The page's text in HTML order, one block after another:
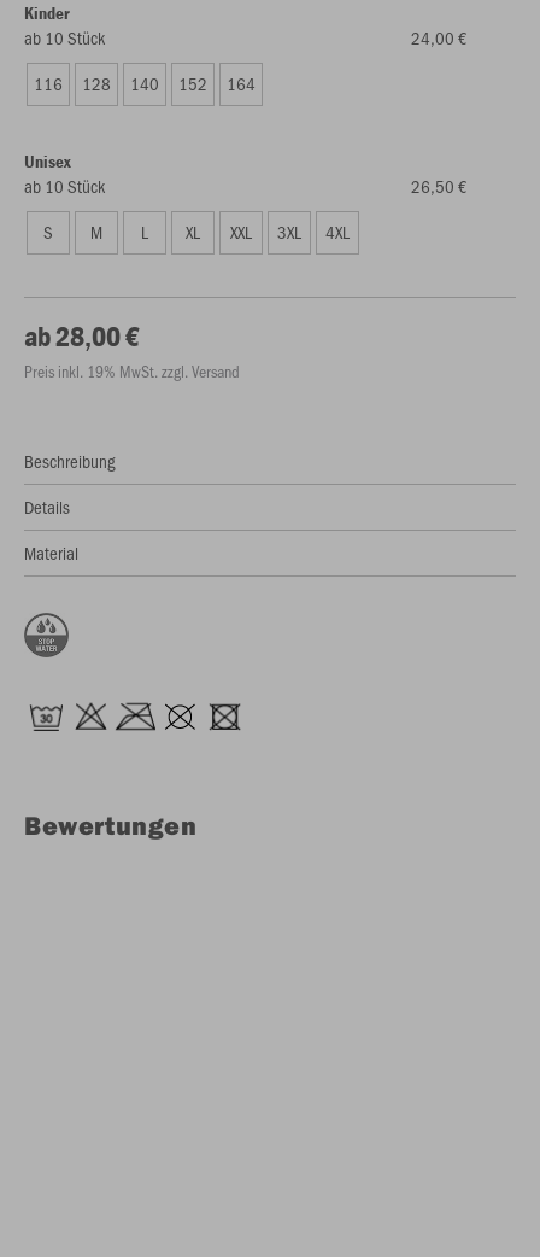
Kinder
ab 10 Stück
24,00 €
116
128 140 152 164
Unisex
ab 10 Stück
26,50 €
S
M L XL XXL 3XL 4XL
ab 28,00 €
Preis inkl. 19% MwSt. zzgl. Versand
Beschreibung
Details
Material
Bewertungen